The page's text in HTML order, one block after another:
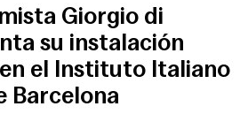
Giorgio di
su instalación
el Instituto Italiano
Barcelona